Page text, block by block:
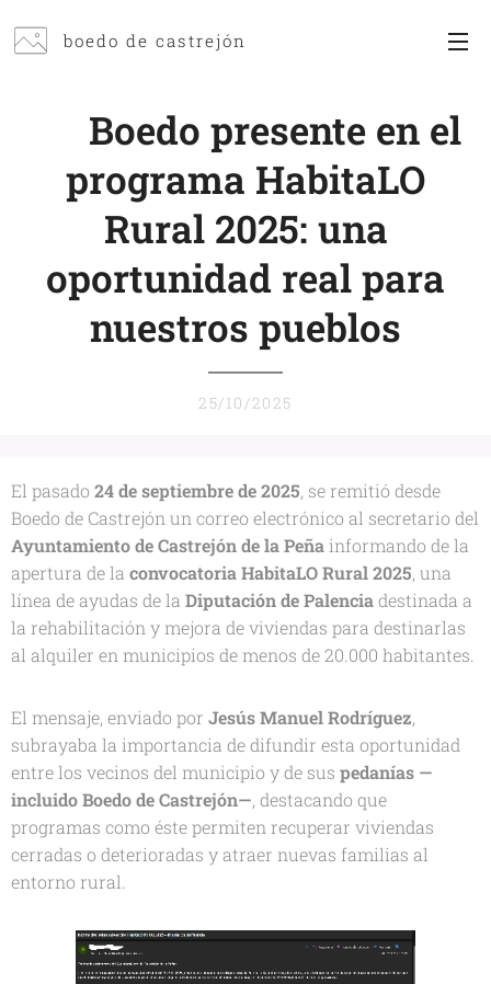
boedo de castrejón
Boedo presente en el
programa HabitaLO
Rural 2025: una
oportunidad real para
nuestros pueblos
25/10/2025
El pasado 24 de septiembre de 2025, se remitió desde
Boedo de Castrejón un correo electrónico al secretario del
Ayuntamiento de Castrejón de la Peña informando de la
apertura de la convocatoria HabitaLO Rural 2025, una
línea de ayudas de la Diputación de Palencia destinada a
la rehabilitación y mejora de viviendas para destinarlas
al alquiler en municipios de menos de 20.000 habitantes.
El mensaje, enviado por Jesús Manuel Rodríguez,
subrayaba la importancia de difundir esta oportunidad
entre los vecinos del municipio y de sus pedanías —
incluido Boedo de Castrejón—, destacando que
programas como éste permiten recuperar viviendas
cerradas o deterioradas y atraer nuevas familias al
entorno rural.